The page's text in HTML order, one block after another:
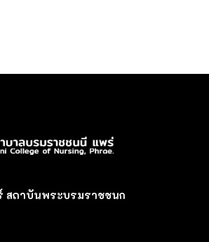
สถาบันพระบรมราชชนก